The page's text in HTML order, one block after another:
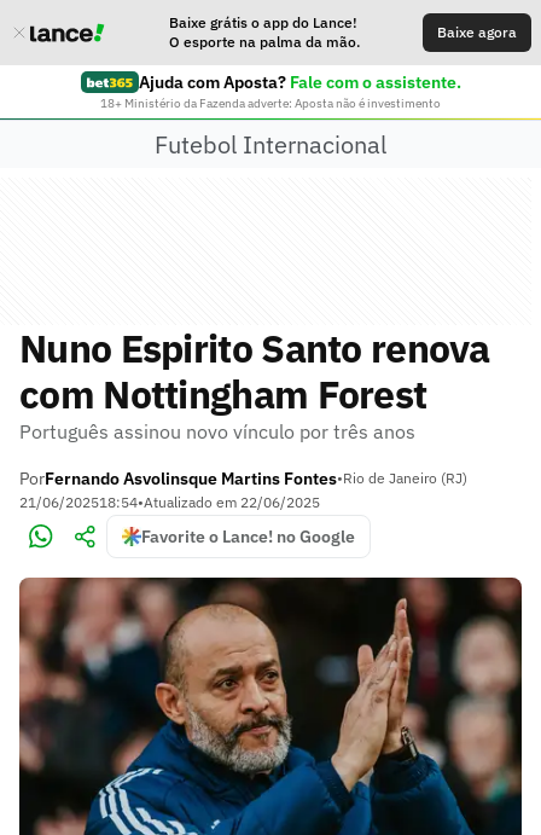
Baixe grátis o app do Lance!
O esporte na palma da mão.
Baixe agora
Ajuda com Aposta? Fale com o assistente.
18+ Ministério da Fazenda adverte: Aposta não é investimento
Futebol Internacional
Nuno Espirito Santo renova
com Nottingham Forest
Português assinou novo vínculo por três anos
PorFernando Asvolinsque Martins Fontes•Rio de Janeiro (RJ)
21/06/202518:54•Atualizado em 22/06/2025
Favorite o Lance! no Google